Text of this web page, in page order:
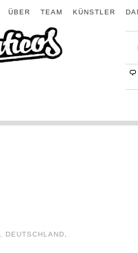
KÜNSTLER
TEAM
ÜBER
DEUTSCHLAND